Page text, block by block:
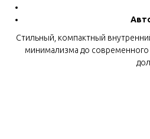
Стильный, компактный
минимализма до современного